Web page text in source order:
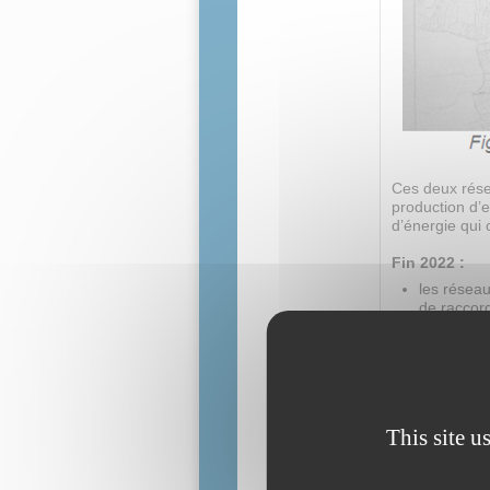
Ces deux
production
d’énergie qui
Fin 2022 :
les
de
Des actions
exigences
La figure ci-
CLERVIA.
This site